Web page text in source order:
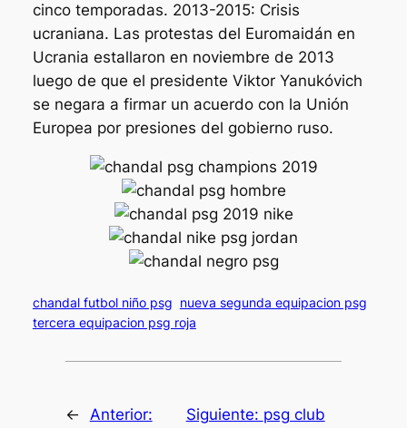
cinco temporadas. 2013-2015: Crisis
ucraniana. Las protestas del Euromaidán en
Ucrania estallaron en noviembre de 2013
luego de que el presidente Viktor Yanukóvich
se negara a firmar un acuerdo con la Unión
Europea por presiones del gobierno ruso.
chandal futbol niño psg nueva segunda equipacion psg
tercera equipacion psg roja
← Anterior: Siguiente: psg club